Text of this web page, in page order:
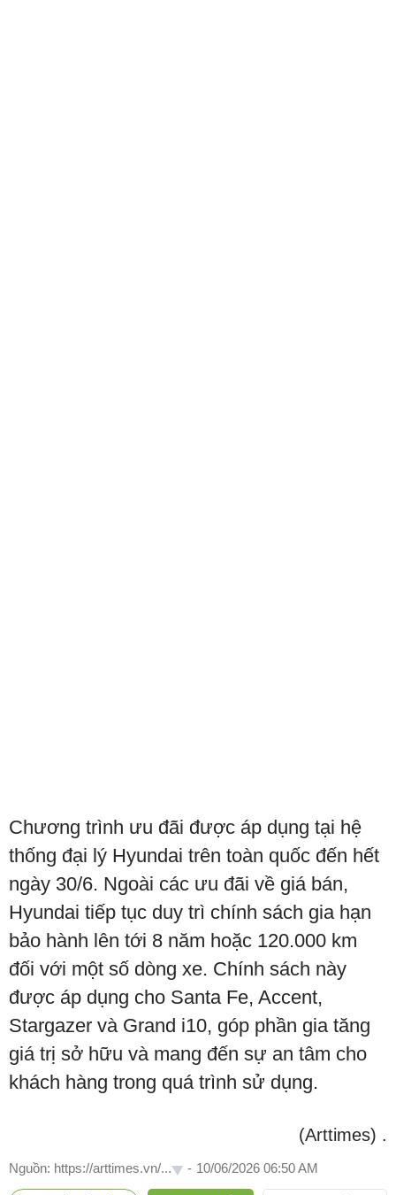
Chương trình ưu đãi được áp dụng tại hệ
thống đại lý Hyundai trên toàn quốc đến hết
ngày 30/6. Ngoài các ưu đãi về giá bán,
Hyundai tiếp tục duy trì chính sách gia hạn
bảo hành lên tới 8 năm hoặc 120.000 km
đối với một số dòng xe. Chính sách này
được áp dụng cho Santa Fe, Accent,
Stargazer và Grand i10, góp phần gia tăng
giá trị sở hữu và mang đến sự an tâm cho
khách hàng trong quá trình sử dụng.
(Arttimes) .
Nguồn: https://arttimes.vn/... - 10/06/2026 06:50 AM